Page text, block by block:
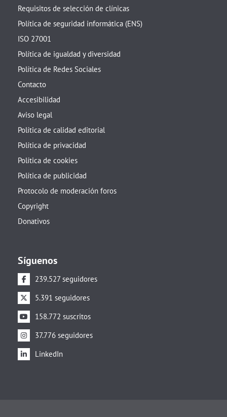
Requisitos de selección de clínicas
Política de seguridad informática (ENS)
ISO 27001
Política de igualdad y diversidad
Política de Redes Sociales
Contacto
Accesibilidad
Aviso legal
Política de calidad editorial
Política de privacidad
Política de cookies
Política de publicidad
Protocolo de moderación foros
Copyright
Donativos
Síguenos
239.527 seguidores
5.391 seguidores
158.772 suscritos
37.776 seguidores
LinkedIn